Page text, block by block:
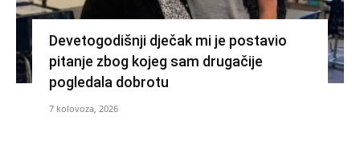
Devetogodišnji dječak mi je postavio
pitanje zbog kojeg sam drugačije
pogledala dobrotu
7 kolovoza, 2026